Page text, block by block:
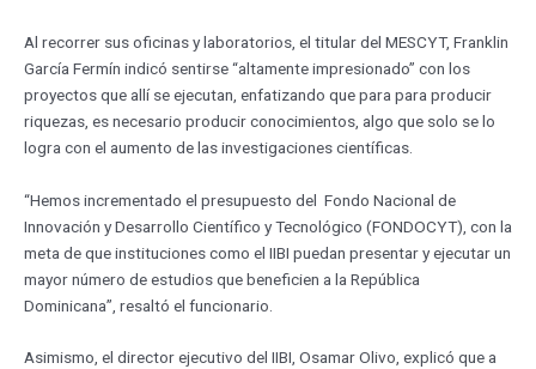
Al recorrer sus oficinas y laboratorios, el titular del MESCYT, Franklin
García Fermín indicó sentirse “altamente impresionado” con los
proyectos que allí se ejecutan, enfatizando que para para producir
riquezas, es necesario producir conocimientos, algo que solo se lo
logra con el aumento de las investigaciones científicas.
“Hemos incrementado el presupuesto del Fondo Nacional de
Innovación y Desarrollo Científico y Tecnológico (FONDOCYT), con la
meta de que instituciones como el IIBI puedan presentar y ejecutar un
mayor número de estudios que beneficien a la República
Dominicana”, resaltó el funcionario.
Asimismo, el director ejecutivo del IIBI, Osamar Olivo, explicó que a